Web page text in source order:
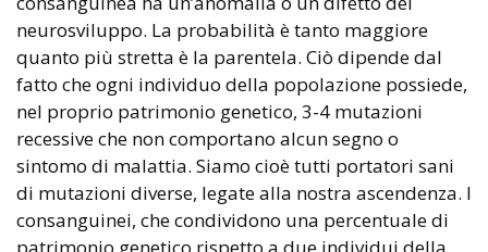
neurosviluppo. La probabilità è tanto maggiore
quanto più stretta è la parentela. Ciò dipende dal
fatto che ogni individuo della popolazione possiede,
nel proprio patrimonio genetico, 3-4 mutazioni
recessive che non comportano alcun segno o
sintomo di malattia. Siamo cioè tutti portatori sani
di mutazioni diverse, legate alla nostra ascendenza. I
consanguinei, che condividono una percentuale di